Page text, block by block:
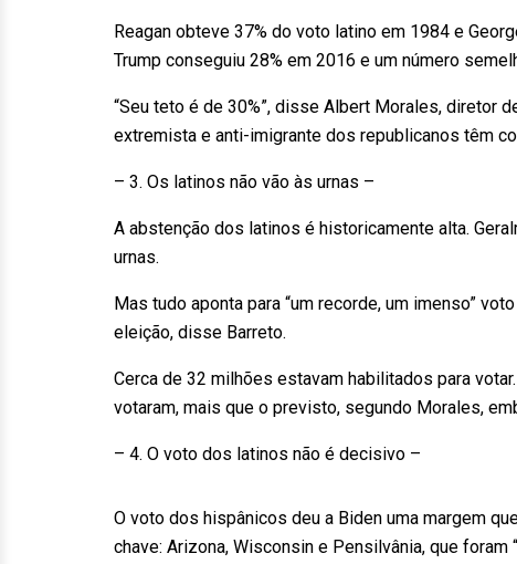
Reagan obteve 37% do voto latino em 1984 e
Trump conseguiu 28% em 2016 e um número
“Seu teto é de 30%”, disse Albert Morales, diretor
extremista e anti-imigrante dos republicanos têm
– 3. Os latinos não vão às urnas –
A abstenção dos latinos é historicamente alta.
urnas.
Mas tudo aponta para “um recorde, um imenso”
eleição, disse Barreto.
Cerca de 32 milhões estavam habilitados para
votaram, mais que o previsto, segundo Morales,
– 4. O voto dos latinos não é decisivo –
O voto dos hispânicos deu a Biden uma margem
chave: Arizona, Wisconsin e Pensilvânia, que